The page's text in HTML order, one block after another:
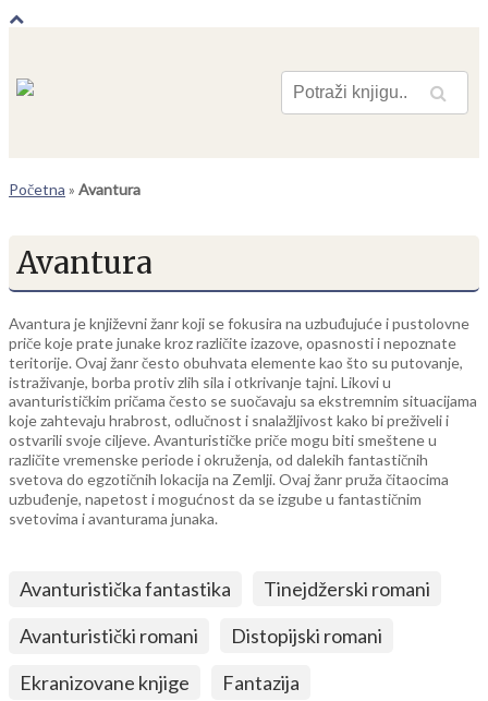
Pretraga
Početna » Avantura
Avantura
Avantura je književni žanr koji se fokusira na uzbuđujuće i pustolovne
priče koje prate junake kroz različite izazove, opasnosti i nepoznate
teritorije. Ovaj žanr često obuhvata elemente kao što su putovanje,
istraživanje, borba protiv zlih sila i otkrivanje tajni. Likovi u
avanturističkim pričama često se suočavaju sa ekstremnim situacijama
koje zahtevaju hrabrost, odlučnost i snalažljivost kako bi preživeli i
ostvarili svoje ciljeve. Avanturističke priče mogu biti smeštene u
različite vremenske periode i okruženja, od dalekih fantastičnih
svetova do egzotičnih lokacija na Zemlji. Ovaj žanr pruža čitaocima
uzbuđenje, napetost i mogućnost da se izgube u fantastičnim
svetovima i avanturama junaka.
Avanturistička fantastika
Tinejdžerski romani
Avanturistički romani
Distopijski romani
Ekranizovane knjige
Fantazija